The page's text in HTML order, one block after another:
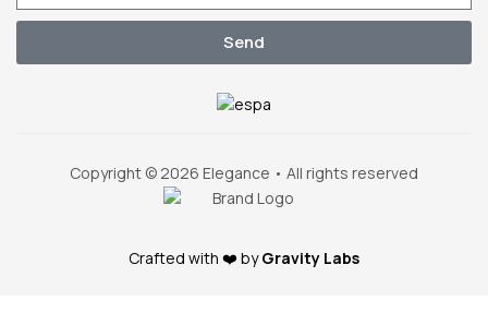
Send
Copyright © 2026 Elegance • All rights reserved
Crafted with ❤️ byGravity Labs